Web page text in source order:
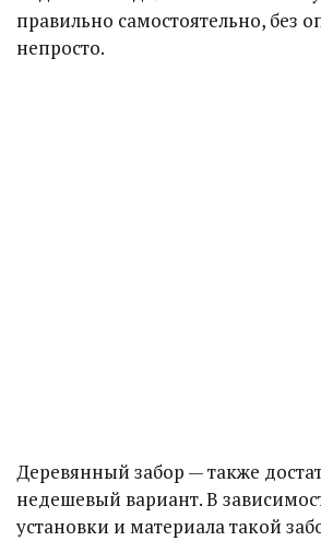
правильно самостоятельно, без
непросто.
Деревянный забор — также
недешевый вариант. В
установки и материала такой